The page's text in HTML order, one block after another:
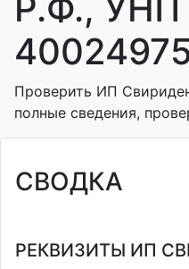
Проверить ИП
полные сведения,
СВОДКА
РЕКВИЗИТЫ ИП